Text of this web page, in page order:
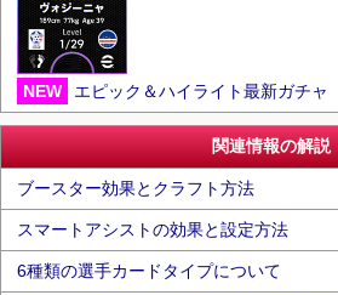
NEW エピック＆ハイライト最新ガチャ
関連情報の解説
ブースター効果とクラフト方法
スマートアシストの効果と設定方法
6種類の選手カードタイプについて